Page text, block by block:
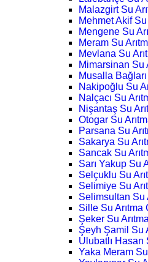
Malazgirt Su
Mehmet Akif Su
Mengene Su
Meram Su
Mevlana Su
Mimarsinan Su
Musalla
Nakipoğlu Su
Nalçacı Su
Nişantaş Su
Otogar Su
Parsana Su
Sakarya Su
Sancak Su
Sarı Yakup Su
Selçuklu Su
Selimiye Su
Selimsultan Su
Sille Su Arıtma
Şeker Su
Şeyh Şamil Su
Ulubatlı Hasan
Yaka Meram Su